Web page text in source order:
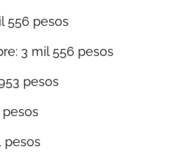
556 pesos
3 mil 556 pesos
pesos
pesos
pesos